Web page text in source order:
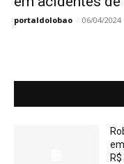
portaldolobao - 06/04/2024